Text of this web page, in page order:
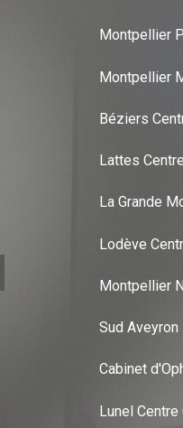
Montpellier
Montpellier
Béziers
Lattes
La Grande
Lodève
Montpellier
Sud Aveyron
Cabinet
Lunel